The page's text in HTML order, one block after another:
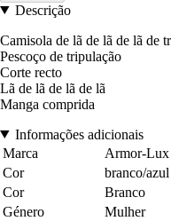
Descrição
Camisola de lã de lã de lã de
Pescoço de tripulação
Corte recto
Lã de lã de lã de lã
Manga comprida
Informações adicionais
Marca
Armor-Lux
Cor
branco/
Cor
Branco
Género
Mulher